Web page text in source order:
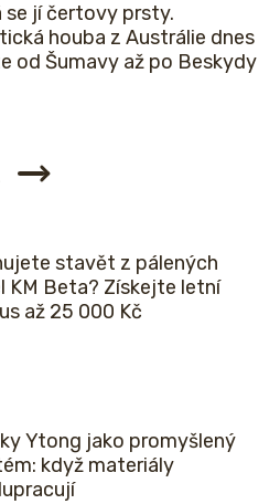
se jí čertovy prsty.
houba z Austrálie dnes
od Šumavy až po Beskydy
stavět z pálených
KM Beta? Získejte letní
až 25 000 Kč
Ytong jako promyšlený
když materiály